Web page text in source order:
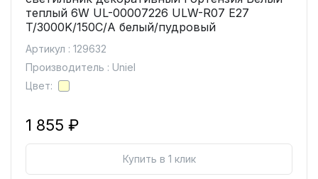
теплый 6W UL-00007226 ULW-R07 E27
T/3000K/150C/A белый/пудровый
Артикул : 129632
Производитель : Uniel
Цвет:
1 855 ₽
Купить в 1 клик